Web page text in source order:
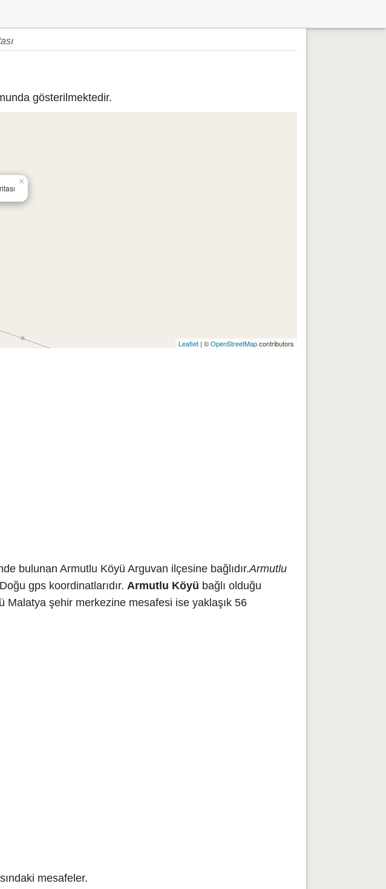
gösterilmektedir.
×
Leaflet | ©OpenStreetMapcontributors
bulunan Armutlu Köyü Arguvan ilçesine bağlıdır.Armutlu
gps koordinatlarıdır. Armutlu Köyü bağlı olduğu
Malatya şehir merkezine mesafesi ise yaklaşık 56
mesafeler.